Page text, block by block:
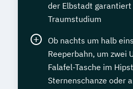
der Elbstadt garantiert
Traumstudium
Ob nachts um halb
Reeperbahn, um zwei
Falafel-Tasche im
Sternenschanze oder